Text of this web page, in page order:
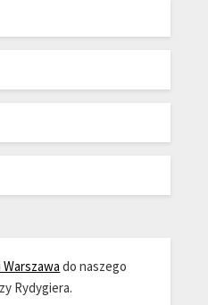
Warszawa do naszego
Rydygiera.